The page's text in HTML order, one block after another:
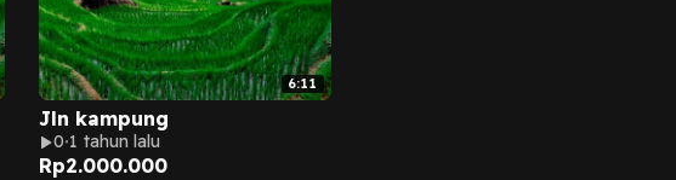
6:11
Jln kampung
0 1 tahun lalu
Rp2.000.000